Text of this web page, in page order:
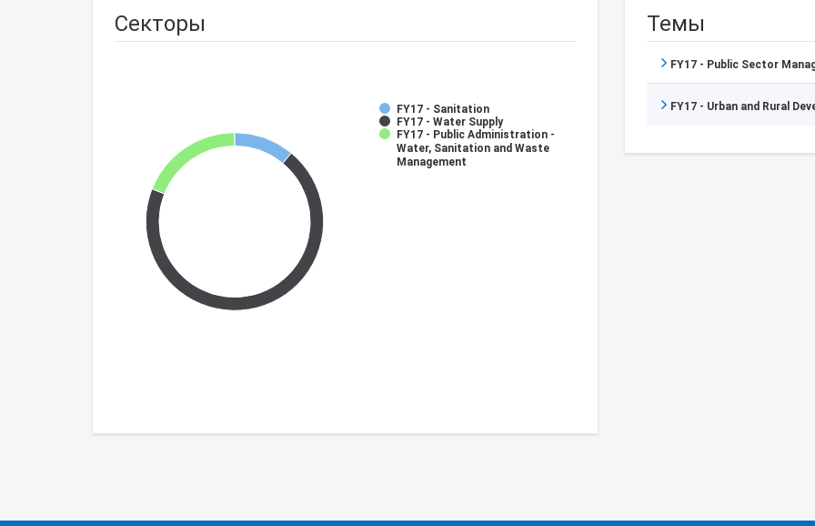
Секторы
FY17 - Sanitation
FY17 - Water Supply
FY17 - Public Administration -
Water, Sanitation and Waste
Management
Темы
FY17 - Public Sector
FY17 - Urban and Rural